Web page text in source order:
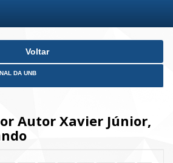
Voltar
DA UNB
Autor Xavier Júnior,